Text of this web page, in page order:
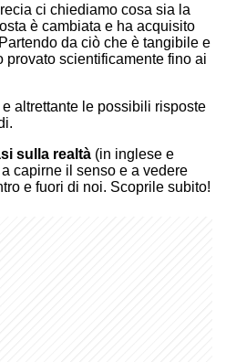
ci chiediamo cosa sia la
è cambiata e ha acquisito
da ciò che è tangibile e
provato scientificamente fino ai
altrettante le possibili risposte
sulla realtà (in inglese e
capirne il senso e a vedere
e fuori di noi. Scoprile subito!